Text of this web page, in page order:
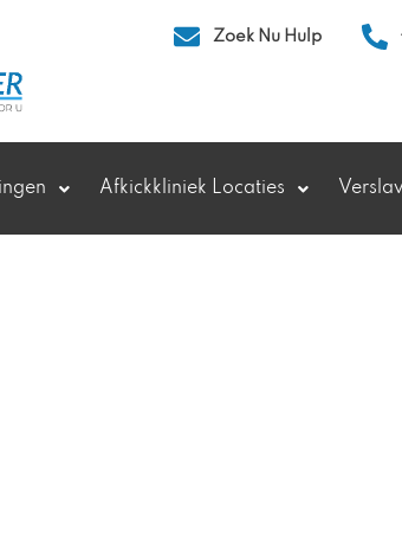
Zoek Nu Hulp
Afkickkliniek Locaties